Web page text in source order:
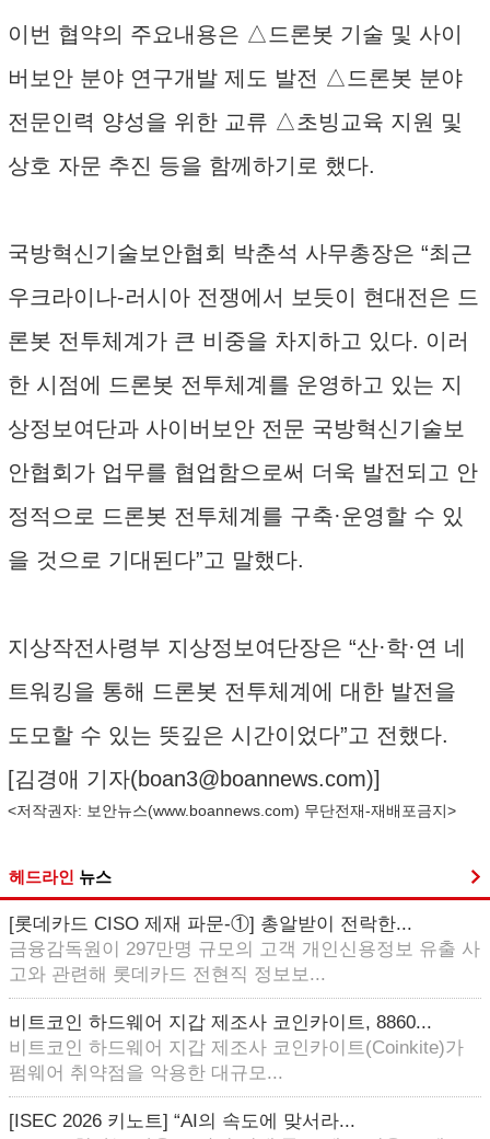
이번 협약의 주요내용은 △드론봇 기술 및 사이
버보안 분야 연구개발 제도 발전 △드론봇 분야
전문인력 양성을 위한 교류 △초빙교육 지원 및
상호 자문 추진 등을 함께하기로 했다.
국방혁신기술보안협회 박춘석 사무총장은 “최근
우크라이나-러시아 전쟁에서 보듯이 현대전은 드
론봇 전투체계가 큰 비중을 차지하고 있다. 이러
한 시점에 드론봇 전투체계를 운영하고 있는 지
상정보여단과 사이버보안 전문 국방혁신기술보
안협회가 업무를 협업함으로써 더욱 발전되고 안
정적으로 드론봇 전투체계를 구축·운영할 수 있
을 것으로 기대된다”고 말했다.
지상작전사령부 지상정보여단장은 “산·학·연 네
트워킹을 통해 드론봇 전투체계에 대한 발전을
도모할 수 있는 뜻깊은 시간이었다”고 전했다.
[김경애 기자(boan3@boannews.com)]
<저작권자: 보안뉴스(www.boannews.com) 무단전재-재배포금지>
헤드라인 뉴스
[롯데카드 CISO 제재 파문-①] 총알받이 전락한...
금융감독원이 297만명 규모의 고객 개인신용정보 유출 사
고와 관련해 롯데카드 전현직 정보보...
비트코인 하드웨어 지갑 제조사 코인카이트, 8860...
비트코인 하드웨어 지갑 제조사 코인카이트(Coinkite)가
펌웨어 취약점을 악용한 대규모...
[ISEC 2026 키노트] “AI의 속도에 맞서라...